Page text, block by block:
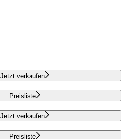
Jetzt verkaufen
Preisliste
Jetzt verkaufen
Preisliste